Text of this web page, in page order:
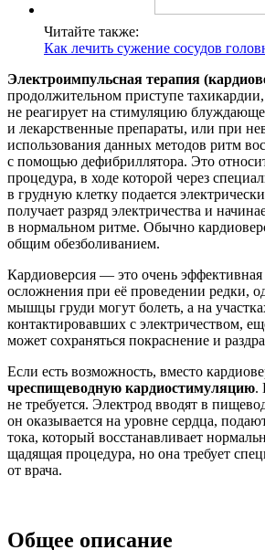
Читайте также:
Как лечить сужение сосудов
Электроимпульсная терапия
продолжительном приступе
не реагирует на стимуляцию
и лекарственные препараты, или при
использования данных методов ритм
с помощью дефибриллятора. Это
процедура, в ходе которой через
в грудную клетку подается
получает разряд электричества и
в нормальном ритме. Обычно
общим обезболиванием.
Кардиоверсия — это очень
осложнения при её проведении редки,
мышцы груди могут болеть, а на
контактировавших с электричеством,
может сохраняться покраснение и
Если есть возможность, вместо
чреспищеводную кардиостимуляцию.
не требуется. Электрод вводят в
он оказывается на уровне сердца,
тока, который восстанавливает
щадящая процедура, но она требует
от врача.
Общее описание